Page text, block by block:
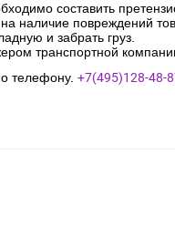
составить
наличие повреждений
и забрать груз.
транспортной
телефону. +7(495)128-48-